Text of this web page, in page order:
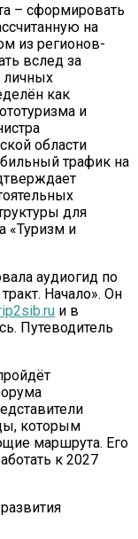
– сформировать
на
из регионов-
вслед за
личных
как
и
области
трафик на
для
«Туризм и
аудиогид по
Начало». Он
и в
Путеводитель
которым
маршрута. Его
к 2027